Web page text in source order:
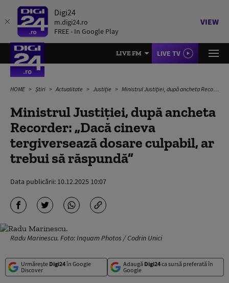
Digi24
m.digi24.ro
FREE - In Google Play
VIEW
LIVE FM LIVE TV
HOME Știri Actualitate Justiție Ministrul Justiției, după ancheta Recorder: „Dacă cineva tergiversează dosare culpabil, ar trebui să răspundă”
Ministrul Justiției, după ancheta
Recorder: „Dacă cineva
tergiversează dosare culpabil, ar
trebui să răspundă”
Data publicării: 10.12.2025 10:07
Radu Marinescu. Foto: Inquam Photos / Codrin Unici
Urmărește Digi24în Google
Discover
Adaugă Digi24ca sursă preferată în
Google